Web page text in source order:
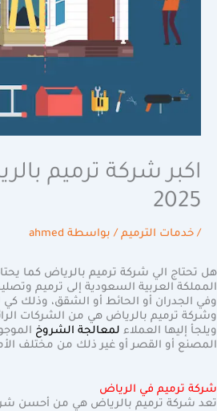
اكبر شركة ترميم
2025
/ خدمات الترميم / بواسطة ahmed
هل تحتاج الي شركة ترميم بالرياض كما
المملكة العربية السعودية إلى ترميم
وفي الجدران أو الحائط أو الشقق، وذلك
وشركة ترميم بالرياض هي من الشركات
ويلجأ إليها العملاء لمعالجة الشروخ
المصنع أو القصر أو غير ذلك من مختلف
شركة ترميم في الرياض
تعد شركة ترميم بالرياض هي من أحسن